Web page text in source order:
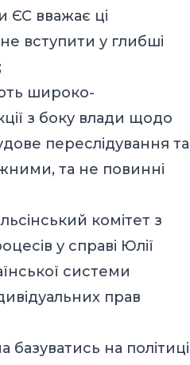
ЄС вважає ці
вступити у глибші
широко-
з боку влади щодо
переслідування та
та не повинні
комітет з
у справі Юлії
системи
прав
на політиці